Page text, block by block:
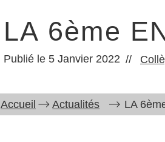
LA 6ème
5 Janvier 2022
Accueil Actualités LA